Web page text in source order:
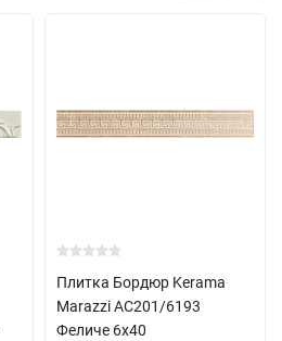
Плитка Бордюр Kerama
Marazzi AC201/6193
Феличе 6х40